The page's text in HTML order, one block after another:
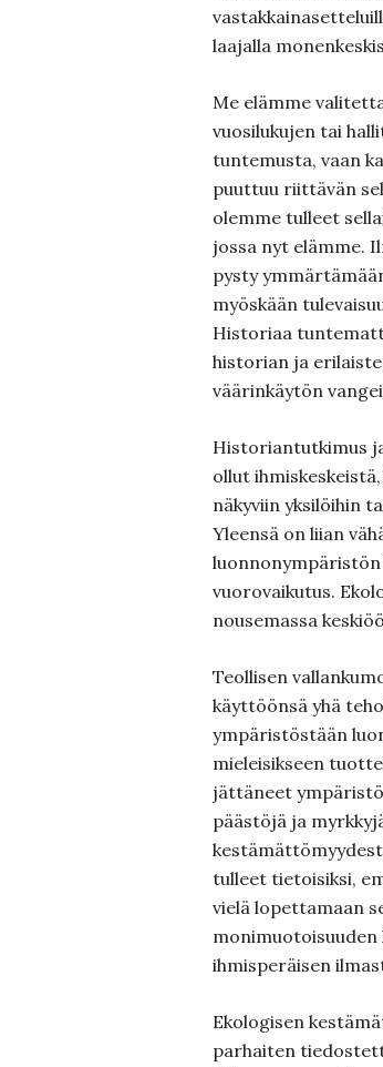
laajalla
Me elämme
vuosilukujen tai
tuntemusta, vaan
puuttuu riittävän
olemme tulleet
jossa nyt elämme.
pysty
myöskään
Historiaa
historian ja
väärinkäytön
Historiantutkimus
ollut
näkyviin yksilöihin
Yleensä on liian
vuorovaikutus.
nousemassa
Teollisen
käyttöönsä yhä
ympäristöstään
mieleisikseen
jättäneet
päästöjä ja
tulleet tietoisiksi,
vielä lopettamaan
ihmisperäisen
Ekologisen
parhaiten